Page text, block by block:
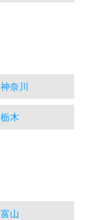
神奈川
栃木
富山